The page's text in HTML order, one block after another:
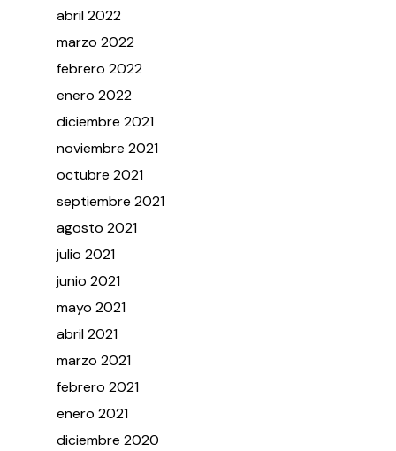
abril2022
marzo2022
febrero2022
enero2022
diciembre2021
noviembre2021
octubre2021
septiembre2021
agosto2021
julio2021
junio2021
mayo2021
abril2021
marzo2021
febrero2021
enero2021
diciembre2020